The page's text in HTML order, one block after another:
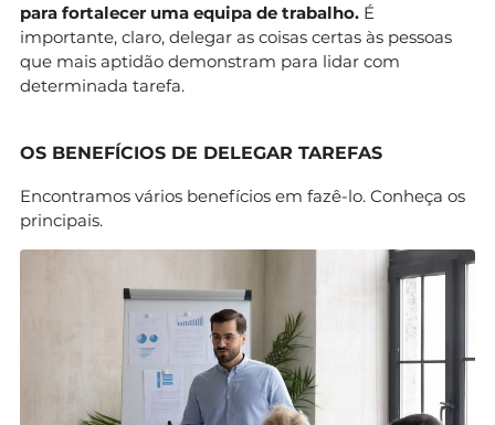
para fortalecer uma equipa de trabalho. É
importante, claro, delegar as coisas certas às pessoas
que mais aptidão demonstram para lidar com
determinada tarefa.
OS BENEFÍCIOS DE DELEGAR TAREFAS
Encontramos vários benefícios em fazê-lo. Conheça os
principais.